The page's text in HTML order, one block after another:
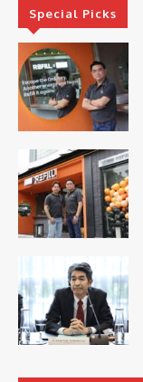
Special Picks